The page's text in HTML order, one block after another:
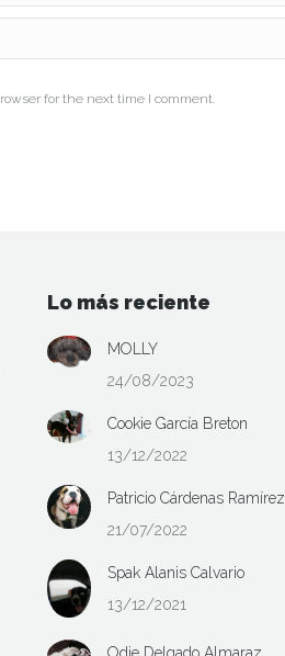
for the next time I comment.
Lo más reciente
MOLLY
24/08/2023
Cookie García Breton
13/12/2022
Patricio Cárdenas Ramírez
21/07/2022
Spak Alanis Calvario
13/12/2021